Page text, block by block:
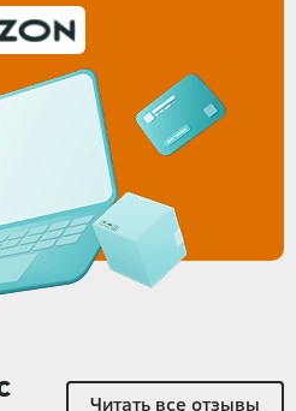
Читать все отзывы